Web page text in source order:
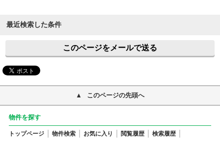
最近検索した条件
このページをメールで送る
このページの先頭へ
物件を探す
トップページ 物件検索 お気に入り 閲覧履歴
検索履歴